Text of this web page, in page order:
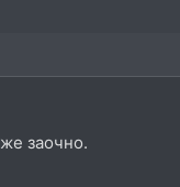
заочно.